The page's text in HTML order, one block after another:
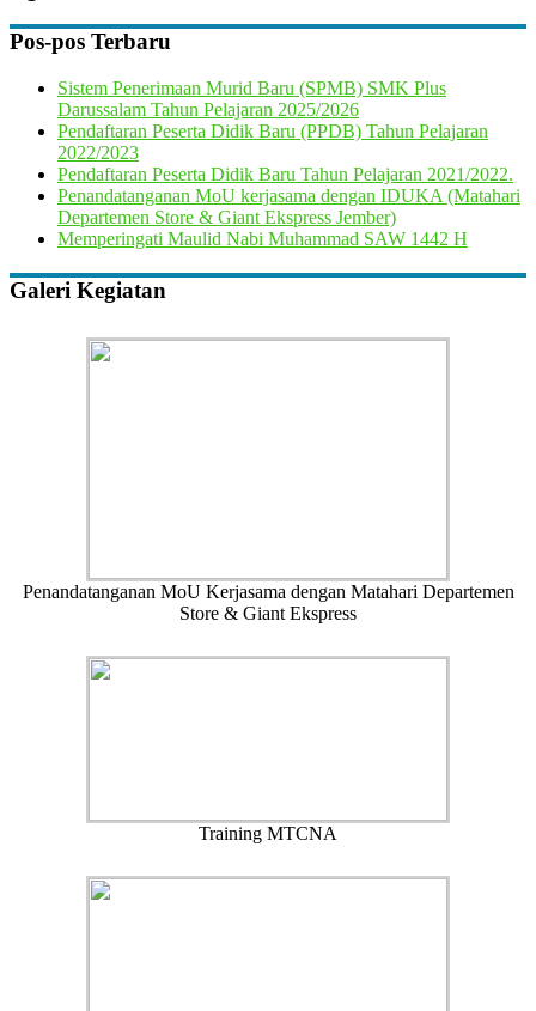
Pos-pos Terbaru
Sistem Penerimaan Murid Baru (SPMB) SMK Plus
Darussalam Tahun Pelajaran 2025/2026
Pendaftaran Peserta Didik Baru (PPDB) Tahun Pelajaran
2022/2023
Pendaftaran Peserta Didik Baru Tahun Pelajaran 2021/2022.
Penandatanganan MoU kerjasama dengan IDUKA (Matahari
Departemen Store & Giant Ekspress Jember)
Memperingati Maulid Nabi Muhammad SAW 1442 H
Galeri Kegiatan
Penandatanganan MoU Kerjasama dengan Matahari Departemen
Store & Giant Ekspress
Training MTCNA